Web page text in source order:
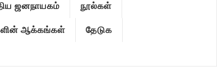
ஜனநாயகம் நூல்கள்
ஆக்கங்கள் தேடுக